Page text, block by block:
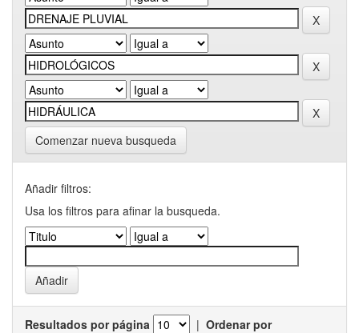
Comenzar nueva busqueda
Añadir filtros:
Usa los filtros para afinar la busqueda.
Resultados por página | Ordenar por